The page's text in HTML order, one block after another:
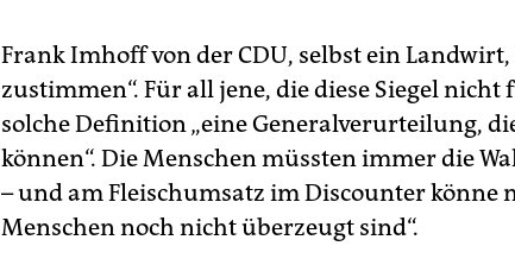
Frank Imhoff von der CDU, selbst ein
zustimmen“. Für all jene, die diese Siegel
solche Definition „eine Generalverurteilung,
können“. Die Menschen müssten immer die
– und am Fleischumsatz im Discounter könne
Menschen noch nicht überzeugt sind“.